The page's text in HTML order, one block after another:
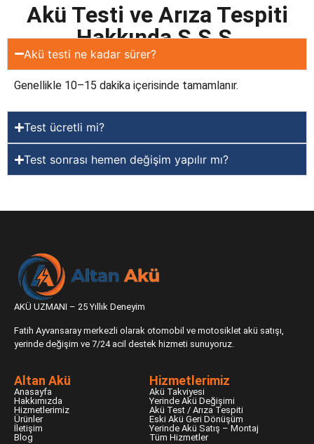
Akü Testi ve Arıza Tespiti
Hakkında S.S.S.
Akü testi ne kadar sürer?
Genellikle 10–15 dakika içerisinde tamamlanır.
Test ücretli mi?
Test sonrası hemen değişim yapılır mı?
AKÜ UZMANI – 25 Yıllık Deneyim
Fatih Ayvansaray merkezli olarak otomobil ve motosiklet akü satışı,
yerinde değişim ve 7/24 acil destek hizmeti sunuyoruz.
Altan Akü
Anasayfa
Hakkımızda
Hizmetlerimiz
Ürünler
İletişim
Blog
Hizmetlerimiz
Akü Takviyesi
Yerinde Akü Değişimi
Akü Test / Arıza Tespiti
Eski Akü Geri Dönüşüm
Yerinde Akü Satış – Montaj
Tüm Hizmetler